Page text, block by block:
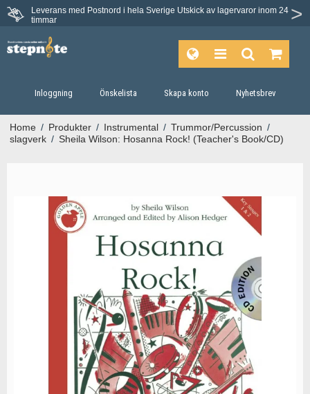
Leverans med Postnord i hela Sverige Utskick av lagervaror inom 24
timmar
Du har 30 dagars ångerrätt.
Inloggning Önskelista Skapa konto Nyhetsbrev
Home / Produkter / Instrumental / Trummor/Percussion /
slagverk / Sheila Wilson: Hosanna Rock! (Teacher's Book/CD)